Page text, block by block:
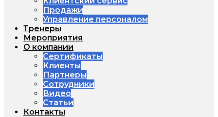
Продажи
Управление персоналом
Тренеры
Мероприятия
О компании
Сертификаты
Клиенты
Партнеры
Сотрудники
Видео
Статьи
Контакты